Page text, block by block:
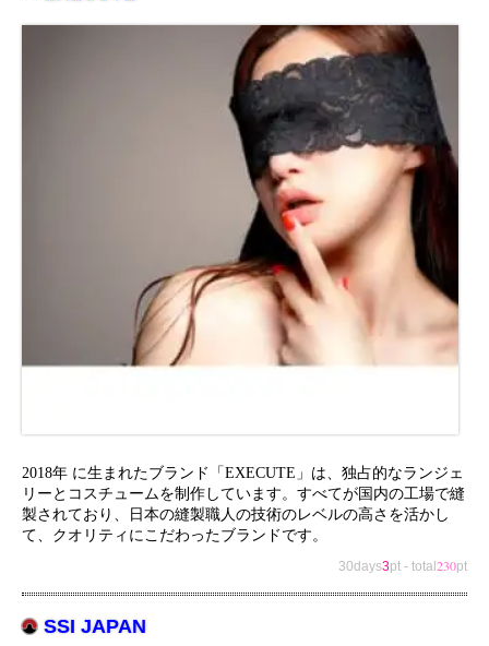
2018年 に生まれたブランド「EXECUTE」は、独占的なランジェ
リーとコスチュームを制作しています。すべてが国内の工場で縫
製されており、日本の縫製職人の技術のレベルの高さを活かし
て、クオリティにこだわったブランドです。
30days3pt - total 230pt
SSI JAPAN